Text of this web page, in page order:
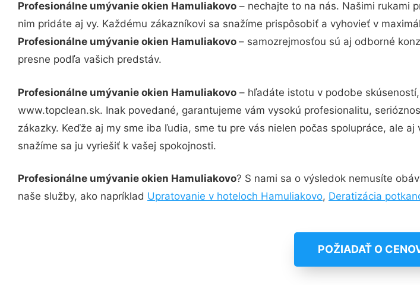
Profesionálne umývanie okien Hamuliakovo – nechajte to na nás. Našimi rukami
nim pridáte aj vy. Každému zákazníkovi sa snažíme prispôsobiť a vyhovieť v
Profesionálne umývanie okien Hamuliakovo – samozrejmosťou sú aj odborné
presne podľa vašich predstáv.
Profesionálne umývanie okien Hamuliakovo – hľadáte istotu v podobe
www.topclean.sk. Inak povedané, garantujeme vám vysokú profesionalitu,
zákazky. Keďže aj my sme iba ľudia, sme tu pre vás nielen počas spolupráce, ale
snažíme sa ju vyriešiť k vašej spokojnosti.
Profesionálne umývanie okien Hamuliakovo? S nami sa o výsledok nemusíte
naše služby, ako napríklad Upratovanie v hoteloch Hamuliakovo, Deratizácia
POŽIADAŤ O